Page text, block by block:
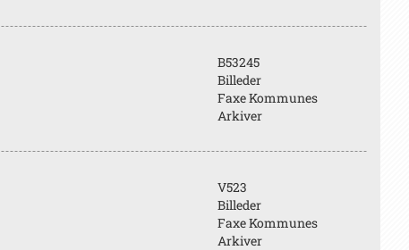
B53245
Billeder
Faxe Kommunes
Arkiver
V523
Billeder
Faxe Kommunes
Arkiver